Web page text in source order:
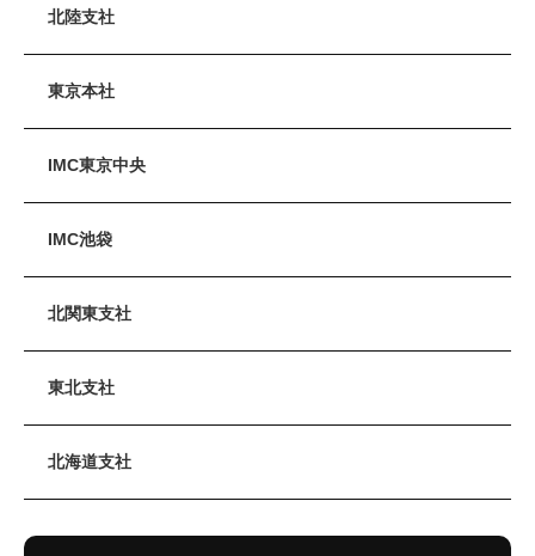
北陸支社
東京本社
IMC東京中央
IMC池袋
北関東支社
東北支社
北海道支社